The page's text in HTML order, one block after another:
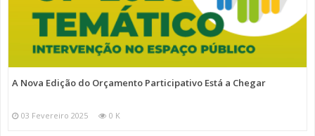
A Nova Edição do Orçamento Participativo Está a Chegar
03 Fevereiro 2025 0 K